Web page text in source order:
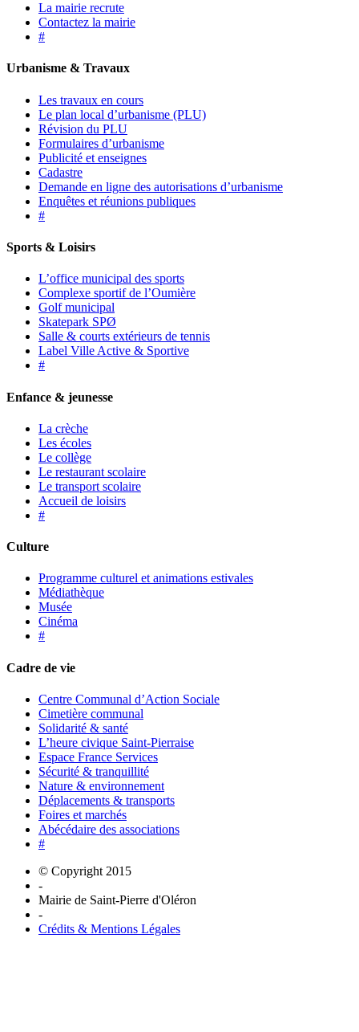
La mairie recrute
Contactez la mairie
#
Urbanisme & Travaux
Les travaux en cours
Le plan local d’urbanisme (PLU)
Révision du PLU
Formulaires d’urbanisme
Publicité et enseignes
Cadastre
Demande en ligne des autorisations d’urbanisme
Enquêtes et réunions publiques
#
Sports & Loisirs
L’office municipal des sports
Complexe sportif de l’Oumière
Golf municipal
Skatepark SPØ
Salle & courts extérieurs de tennis
Label Ville Active & Sportive
#
Enfance & jeunesse
La crèche
Les écoles
Le collège
Le restaurant scolaire
Le transport scolaire
Accueil de loisirs
#
Culture
Programme culturel et animations estivales
Médiathèque
Musée
Cinéma
#
Cadre de vie
Centre Communal d’Action Sociale
Cimetière communal
Solidarité & santé
L’heure civique Saint-Pierraise
Espace France Services
Sécurité & tranquillité
Nature & environnement
Déplacements & transports
Foires et marchés
Abécédaire des associations
#
© Copyright 2015
-
Mairie de Saint-Pierre d'Oléron
-
Crédits & Mentions Légales